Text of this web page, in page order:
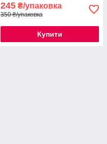
245 ₴/упаковка
350 ₴/упаковка
Купити